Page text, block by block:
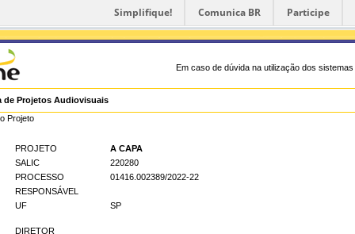
Simplifique! Comunica BR Participe
Em caso de dúvida na utilização dos sistemas
de Projetos Audiovisuais
Projeto
PROJETO
A CAPA
SALIC
220280
PROCESSO
01416.002389/2022-22
RESPONSÁVEL
UF
SP
DIRETOR